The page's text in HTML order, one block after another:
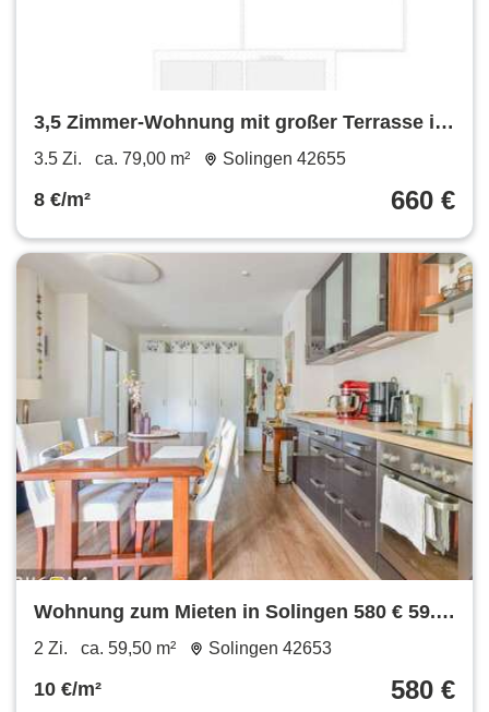
3,5 Zimmer-Wohnung mit großer Terrasse in
42655 Solingen
3.5 Zi. ca. 79,00 m² Solingen 42655
8 €/m² 660 €
Wohnung zum Mieten in Solingen 580 € 59.5
m²
2 Zi. ca. 59,50 m² Solingen 42653
10 €/m² 580 €